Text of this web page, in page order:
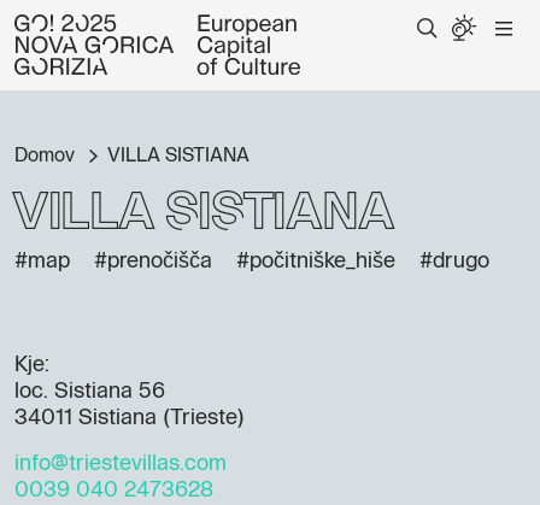
Domov VILLA SISTIANA
VILLA SISTIANA
#map #prenočišča #počitniške_hiše #drugo
Kje:
loc. Sistiana 56
34011 Sistiana (Trieste)
info@triestevillas.com
0039 040 2473628